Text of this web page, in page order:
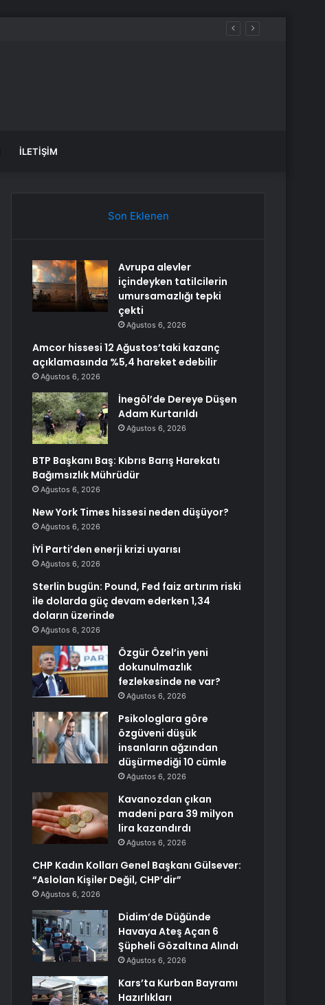
İLETIŞIM
Son Eklenen
Avrupa alevler
içindeyken tatilcilerin
umursamazlığı tepki
çekti
Ağustos 6, 2026
Amcor hissesi 12 Ağustos’taki kazanç
açıklamasında %5,4 hareket edebilir
Ağustos 6, 2026
İnegöl’de Dereye Düşen
Adam Kurtarıldı
Ağustos 6, 2026
BTP Başkanı Baş: Kıbrıs Barış Harekatı
Bağımsızlık Mührüdür
Ağustos 6, 2026
New York Times hissesi neden düşüyor?
Ağustos 6, 2026
İYİ Parti’den enerji krizi uyarısı
Ağustos 6, 2026
Sterlin bugün: Pound, Fed faiz artırım riski
ile dolarda güç devam ederken 1,34
doların üzerinde
Ağustos 6, 2026
Özgür Özel’in yeni
dokunulmazlık
fezlekesinde ne var?
Ağustos 6, 2026
Psikologlara göre
özgüveni düşük
insanların ağzından
düşürmediği 10 cümle
Ağustos 6, 2026
Kavanozdan çıkan
madeni para 39 milyon
lira kazandırdı
Ağustos 6, 2026
CHP Kadın Kolları Genel Başkanı Gülsever:
“Aslolan Kişiler Değil, CHP’dir”
Ağustos 6, 2026
Didim’de Düğünde
Havaya Ateş Açan 6
Şüpheli Gözaltına Alındı
Ağustos 6, 2026
Kars’ta Kurban Bayramı
Hazırlıkları